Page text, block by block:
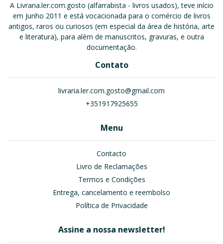
A Livraria.ler.com.gosto (alfarrabista - livros usados), teve início
em Junho 2011 e está vocacionada para o comércio de livros
antigos, raros ou curiosos (em especial da área de história, arte
e literatura), para além de manuscritos, gravuras, e outra
documentação.
Contato
livraria.ler.com.gosto@gmail.com
+351917925655
Menu
Contacto
Livro de Reclamações
Termos e Condições
Entrega, cancelamento e reembolso
Política de Privacidade
Assine a nossa newsletter!